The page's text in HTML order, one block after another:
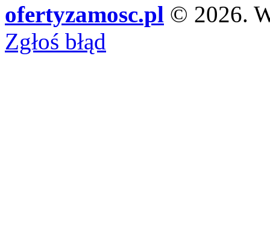
ofertyzamosc.pl © 2026.
Zgłoś błąd